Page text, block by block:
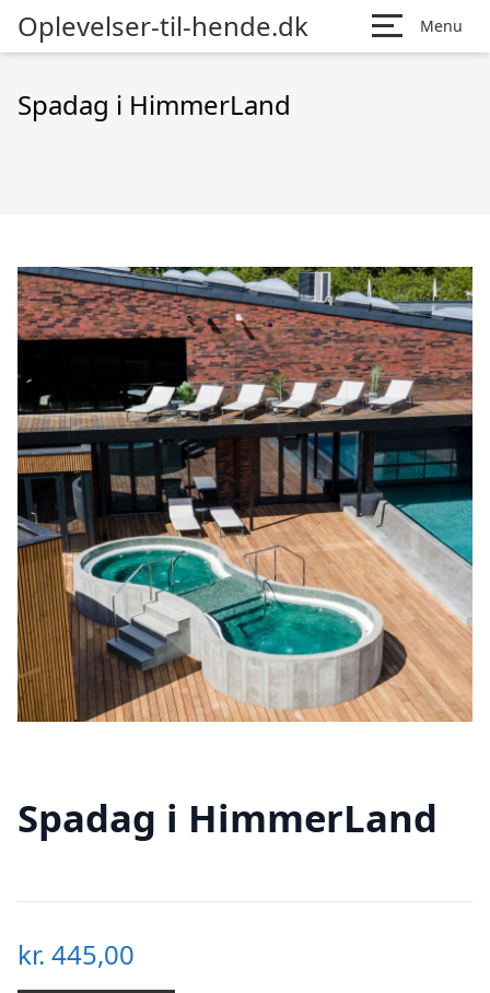
Oplevelser-til-hende.dk Menu
Spadag i HimmerLand
Spadag i HimmerLand
kr. 445,00